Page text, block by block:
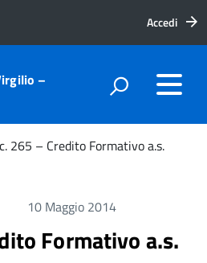
Accedi
–
265 – Credito Formativo a.s.
10 Maggio 2014
Formativo a.s.